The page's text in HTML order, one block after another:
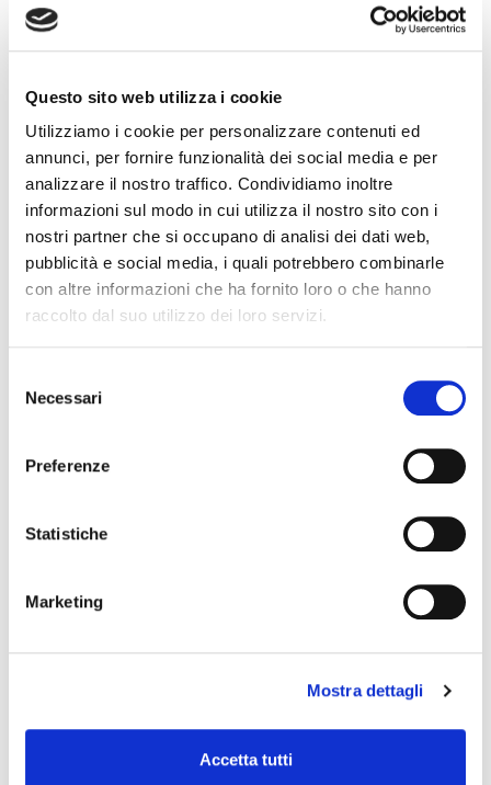
Questo sito web utilizza i cookie
Utilizziamo i cookie per personalizzare contenuti ed
annunci, per fornire funzionalità dei social media e per
analizzare il nostro traffico. Condividiamo inoltre
informazioni sul modo in cui utilizza il nostro sito con i
nostri partner che si occupano di analisi dei dati web,
pubblicità e social media, i quali potrebbero combinarle
con altre informazioni che ha fornito loro o che hanno
raccolto dal suo utilizzo dei loro servizi.
delNecessari
Preferenze
Statistiche
Marketing
Mostra dettagli
Accetta tutti
2013
L’acquisition d’Art Stamp, basée à